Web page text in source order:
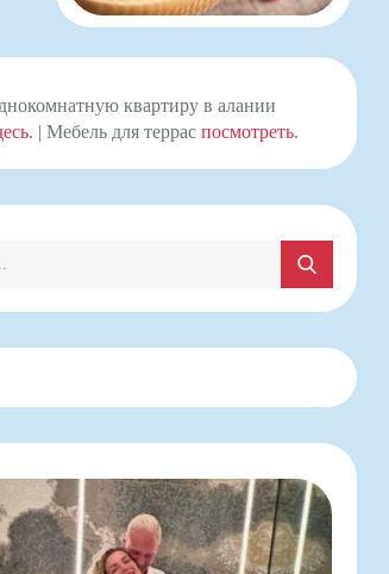
квартиру в алании
. | Мебель для терраспосмотреть.